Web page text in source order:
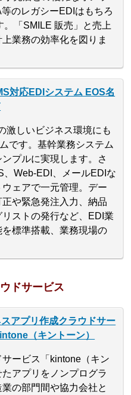
のレガシーEDIはもちろ
「SMILE 販売」と売上
業務の効率化を図りま
対応EDIシステム EOS名
激しいビジネス環境にも
です。基幹業務システム
プルに実現します。さ
、Web-EDI、メールEDIな
ェアで一元管理。デー
や緊急発注入力、納品
ストの発行など、EDI業
標準搭載、業務現場の
ドサービス
スアプリ作成クラウドサー
（キントーン）
ービス「kintone（キン
アプリをノンプログラ
の部門間や協力会社と